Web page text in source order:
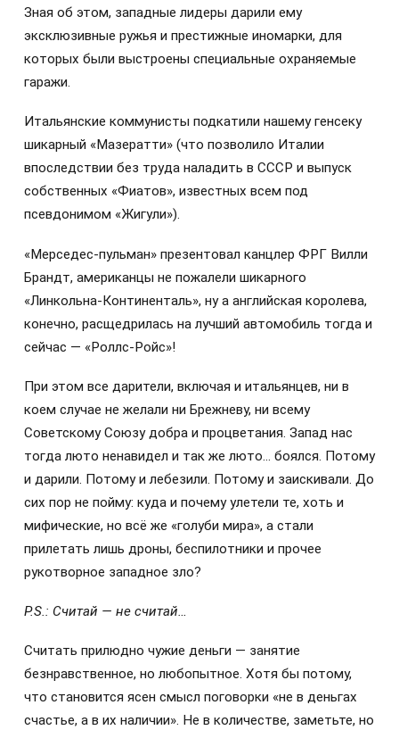
Зная об этом, западные лидеры дарили ему
эксклюзивные ружья и престижные иномарки, для
которых были выстроены специальные охраняемые
гаражи.
Итальянские коммунисты подкатили нашему генсеку
шикарный «Мазератти» (что позволило Италии
впоследствии без труда наладить в СССР и выпуск
собственных «Фиатов», известных всем под
псевдонимом «Жигули»).
«Мерседес-пульман» презентовал канцлер ФРГ Вилли
Брандт, американцы не пожалели шикарного
«Линкольна-Континенталь», ну а английская королева,
конечно, расщедрилась на лучший автомобиль тогда и
сейчас — «Роллс-Ройс»!
При этом все дарители, включая и итальянцев, ни в
коем случае не желали ни Брежневу, ни всему
Советскому Союзу добра и процветания. Запад нас
тогда люто ненавидел и так же люто… боялся. Потому
и дарили. Потому и лебезили. Потому и заискивали. До
сих пор не пойму: куда и почему улетели те, хоть и
мифические, но всё же «голуби мира», а стали
прилетать лишь дроны, беспилотники и прочее
рукотворное западное зло?
P.S.: Считай — не считай…
Считать прилюдно чужие деньги — занятие
безнравственное, но любопытное. Хотя бы потому,
что становится ясен смысл поговорки «не в деньгах
счастье, а в их наличии». Не в количестве, заметьте, но